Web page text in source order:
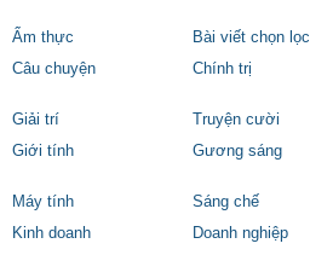
Ẩm thực Bài viết chọn lọc
Câu chuyện
Chính trị
Giải trí
Truyện cười
Giới tính
Gương sáng
Máy tính
Sáng chế
Kinh doanh
Doanh nghiệp